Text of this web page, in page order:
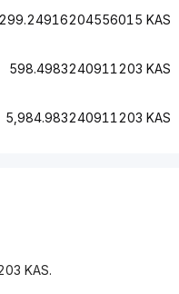
299.24916204556015 KAS
598.4983240911203 KAS
5,984.983240911203 KAS
KAS.